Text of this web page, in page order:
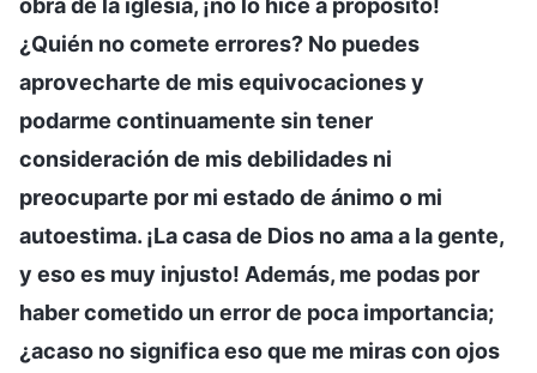
¿Quién no comete errores? No puedes
aprovecharte de mis equivocaciones y
podarme continuamente sin tener
consideración de mis debilidades ni
preocuparte por mi estado de ánimo o mi
autoestima. ¡La casa de Dios no ama a la gente,
y eso es muy injusto! Además, me podas por
haber cometido un error de poca importancia;
¿acaso no significa eso que me miras con ojos